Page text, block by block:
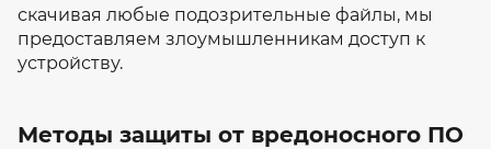
скачивая любые подозрительные файлы, мы
предоставляем злоумышленникам доступ к
устройству.
Методы защиты от вредоносного ПО